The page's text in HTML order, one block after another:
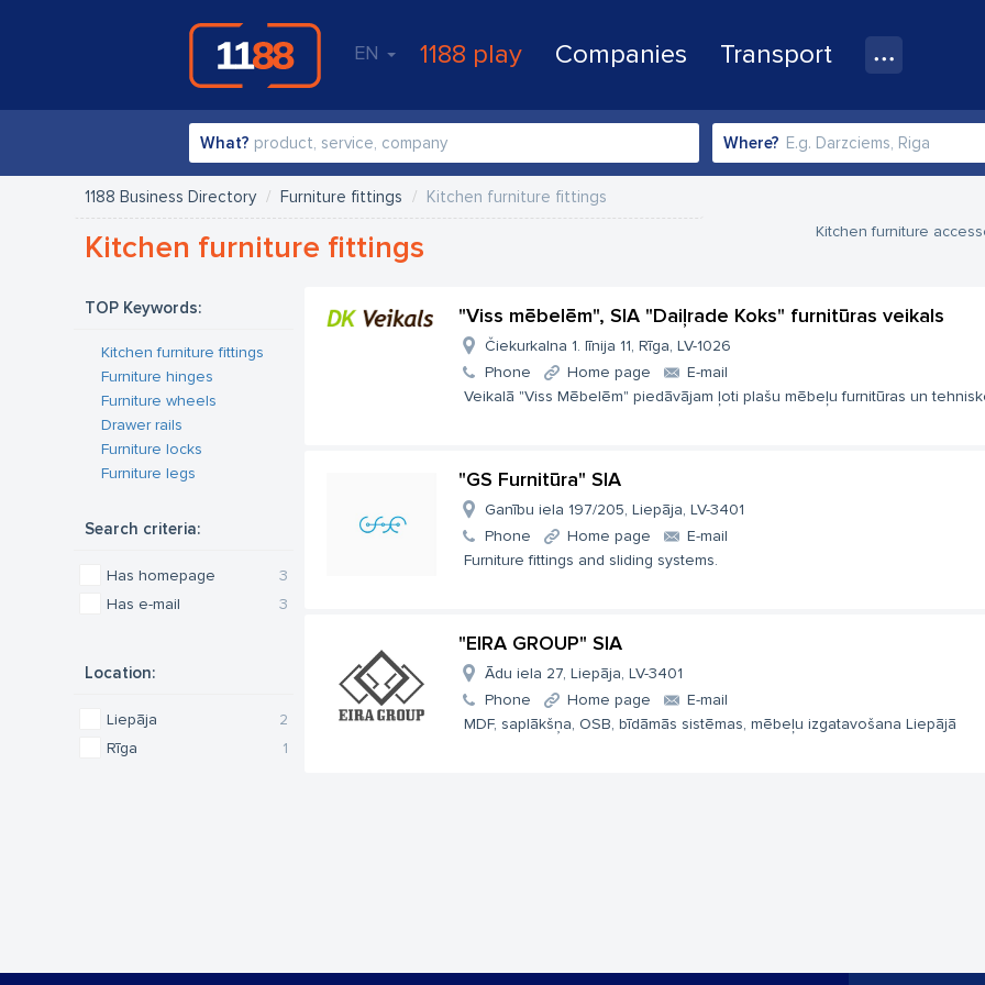
EN 1188 play Companies Transport
What? Where?
1188 Business Directory Furniture fittings Kitchen furniture fittings
Kitchen furniture fittings Kitchen furniture
TOP Keywords:
Kitchen furniture fittings
Furniture hinges
Furniture wheels
Drawer rails
Furniture locks
Furniture legs
Search criteria:
3
Has homepage
3
Has e-mail
Location:
2
Liepāja
1
Rīga
"Viss mēbelēm", SIA "Daiļrade Koks" furnitūras veikals
Čiekurkalna 1. līnija 11, Rīga, LV-1026
Phone
Home page
E-mail
Veikalā "Viss Mēbelēm" piedāvājam ļoti plašu mēbeļu furnitūras un
"GS Furnitūra" SIA
Ganību iela 197/205, Liepāja, LV-3401
Phone
Home page
E-mail
Furniture fittings and sliding systems.
"EIRA GROUP" SIA
Ādu iela 27, Liepāja, LV-3401
Phone
Home page
E-mail
MDF, saplākšņa, OSB, bīdāmās sistēmas, mēbeļu izgatavošana Liepājā